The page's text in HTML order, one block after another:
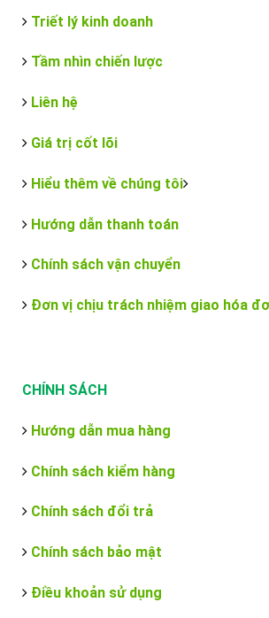
Triết lý kinh doanh
Tầm nhìn chiến lược
Liên hệ
Giá trị cốt lõi
Hiểu thêm về chúng tôi
Hướng dẫn thanh toán
Chính sách vận chuyển
Đơn vị chịu trách nhiệm giao hóa
CHÍNH SÁCH
Hướng dẫn mua hàng
Chính sách kiểm hàng
Chính sách đổi trả
Chính sách bảo mật
Điều khoản sử dụng